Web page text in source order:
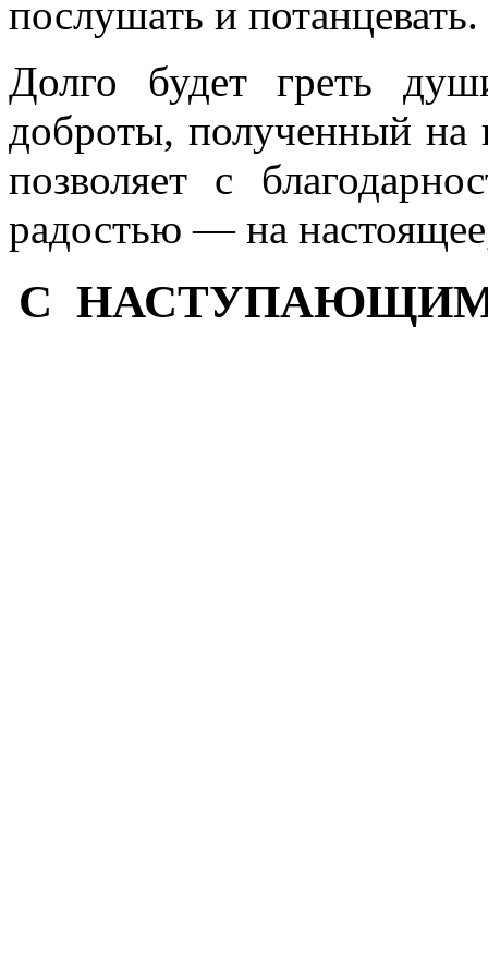
послушать и потанцевать.
Долго будет греть
доброты, полученный на
позволяет с
радостью — на
С